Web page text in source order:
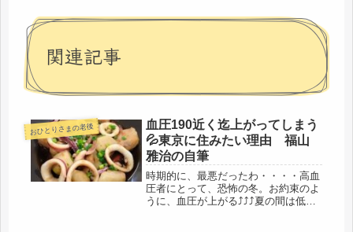
関連記事
おひとりさまの老後
血圧190近く迄上がってしまう
💦東京に住みたい理由 福山
雅治の自筆
時期的に、最悪だったわ・・・・高血
圧者にとって、恐怖の冬。お約束のよ
うに、血圧が上がる⤴⤴⤴夏の間は低か